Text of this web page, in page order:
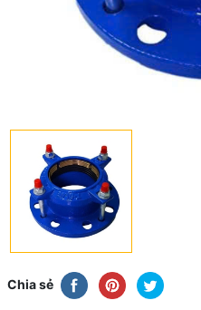
Chia sẻ